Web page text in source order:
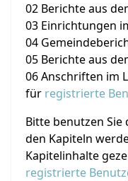
02 Berichte aus
03 Einrichtungen
04
05 Berichte aus
06 Anschriften im
für registrierte
Bitte benutzen Sie
den Kapiteln
Kapitelinhalte
registrierte